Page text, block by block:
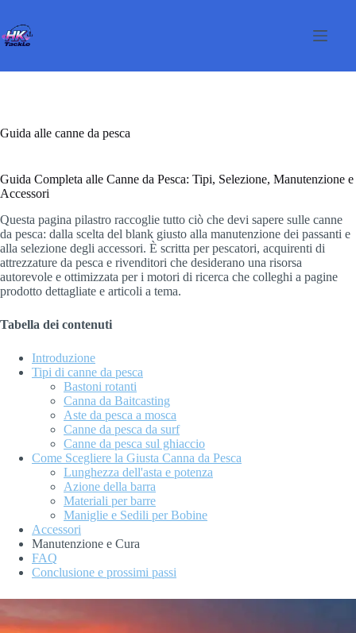
contenuto
Guida alle canne da pesca
Guida Completa alle Canne da Pesca: Tipi, Selezione, Manutenzione e
Accessori
Questa pagina pilastro raccoglie tutto ciò che devi sapere sulle canne
da pesca: dalla scelta del blank giusto alla manutenzione dei passanti e
alla selezione degli accessori. È scritta per pescatori, acquirenti di
attrezzature da pesca e rivenditori che desiderano una risorsa
autorevole e ottimizzata per i motori di ricerca che colleghi a pagine
prodotto dettagliate e articoli a tema.
Tabella dei contenuti
Introduzione
Tipi di canne da pesca
Bastoni rotanti
Canna da Baitcasting
Aste da pesca a mosca
Canne da pesca da surf
Canne da pesca sul ghiaccio
Come Scegliere la Giusta Canna da Pesca
Lunghezza dell'asta e potenza
Azione della barra
Materiali per barre
Maniglie e Sedili per Bobine
Accessori
Manutenzione e Cura
FAQ
Conclusione e prossimi passi